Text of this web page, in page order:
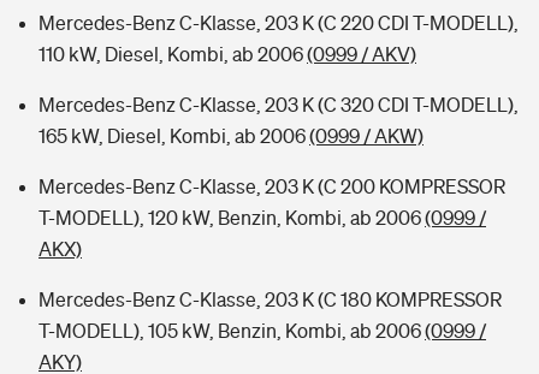
Mercedes-Benz C-Klasse, 203 K (C 220 CDI T-MODELL),
110 kW, Diesel, Kombi, ab 2006(0999 / AKV)
Mercedes-Benz C-Klasse, 203 K (C 320 CDI T-MODELL),
165 kW, Diesel, Kombi, ab 2006(0999 / AKW)
Mercedes-Benz C-Klasse, 203 K (C 200 KOMPRESSOR
T-MODELL), 120 kW, Benzin, Kombi, ab 2006(0999 /
AKX)
Mercedes-Benz C-Klasse, 203 K (C 180 KOMPRESSOR
T-MODELL), 105 kW, Benzin, Kombi, ab 2006(0999 /
AKY)